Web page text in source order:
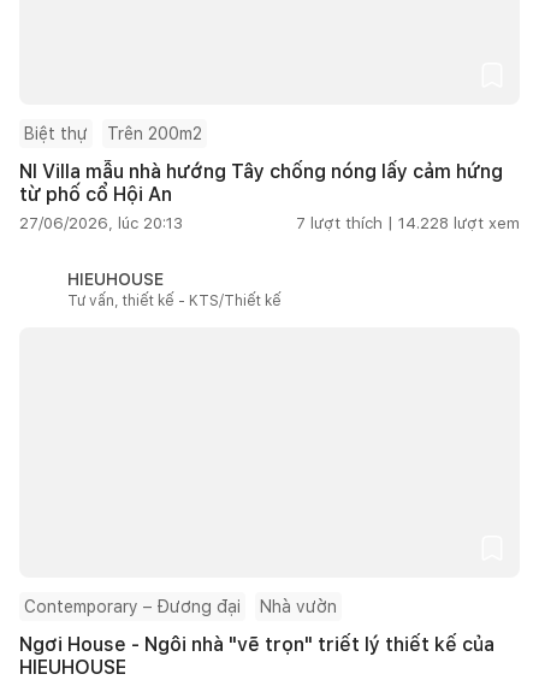
Biệt thự Trên 200m2
NI Villa mẫu nhà hướng Tây chống nóng lấy cảm hứng
từ phố cổ Hội An
27/06/2026, lúc 20:13 7 lượt thích | 14.228 lượt xem
HIEUHOUSE
Tư vấn, thiết kế - KTS/Thiết kế
Contemporary – Đương đại Nhà vườn
Ngơi House - Ngôi nhà "vẽ trọn" triết lý thiết kế của
HIEUHOUSE